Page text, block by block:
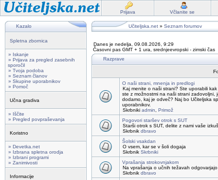
Prijava Včlanite se
Kazalo
Spletna zbornica
» Iskanje
» Prijava za pregled zasebnih
sporočil
» Tvoja podoba
» Seznam članov
» Skupine uporabnikov
» Pomoč
Učna gradiva
» Iščite
» Pregled povpraševanja
Koristno
» Devetka.net
» Izbrana spletna orodja
» Izbrani programi
» Zanimivosti
Informacije
Učiteljska.net » Seznam forumov
Danes je nedelja, 09.08.2026, 9:29
Časovni pas GMT + 1 ura, srednjeevropski - zimski čas
Razprave
O naši strani, mnenja in predlogi
Kaj menite o naši strani? Ste uporabili
ste z možnostmi na naši strani zadovoljni,
dodamo, kaj je odveč? Naj bo Učiteljska
uporabnikov.
Skrbniki admin
Primož
Pogovori staršev otrok s SUT
Starši otrok s SUT, delite z nami vaše
Skrbnik dbravo
Šolski vsakdan
O vsem, kar se v šoli dogaja
Skrbnik Skrbniki
Vprašanja strokovnjakom
Na vprašanja o učnih težavah
Skrbnik dbravo